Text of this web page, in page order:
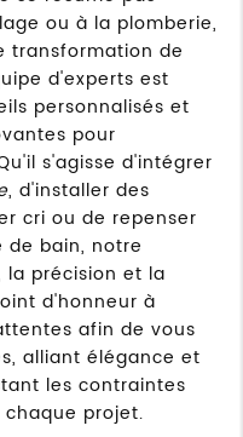
ou à la plomberie,
transformation de
d'experts est
personnalisés et
pour
s'agisse d'intégrer
, d'installer des
cri ou de repenser
de bain, notre
la précision et la
d'honneur à
afin de vous
alliant élégance et
les contraintes
projet.